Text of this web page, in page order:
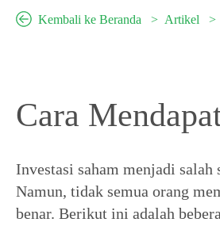
Kembali ke Beranda Artikel
Cara
Investasi saham menjadi
Namun, tidak semua orang
benar. Berikut ini adalah